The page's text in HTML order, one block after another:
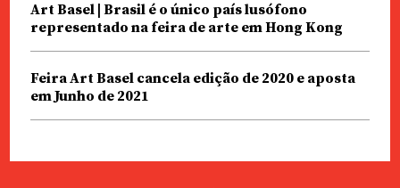
Art Basel | Brasil é o único país lusófono
representado na feira de arte em Hong Kong
Feira Art Basel cancela edição de 2020 e aposta
em Junho de 2021